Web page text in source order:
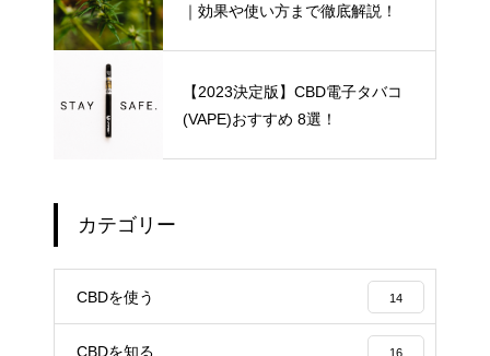
｜効果や使い方まで徹底解説！
【2023決定版】CBD電子タバコ
(VAPE)おすすめ 8選！
カテゴリー
CBDを使う 14
CBDを知る 16
BDジョイントの使い方を解説！
テルペン配合のCBDおすすめ3選